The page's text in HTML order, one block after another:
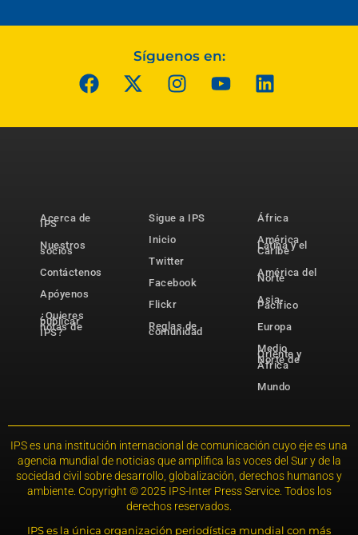
Síguenos en:
Acerca de
IPS
Nuestros
socios
Contáctenos
Apóyenos
¿Quieres
publicar
notas de
IPS?
Sigue a IPS
Inicio
Twitter
Facebook
Flickr
Reglas de
comunidad
África
América
Latina y el
Caribe
América del
Norte
Asia-
Pacífico
Europa
Medio
Oriente y
Norte de
África
Mundo
IPS es una institución internacional de comunicación cuyo eje es una
agencia mundial de noticias que amplifica las voces del Sur y de la
sociedad civil sobre desarrollo, globalización, derechos humanos y
ambiente. Copyright © 2025 IPS-Inter Press Service. Todos los
derechos reservados.
IPS es la única organización periodística mundial con más